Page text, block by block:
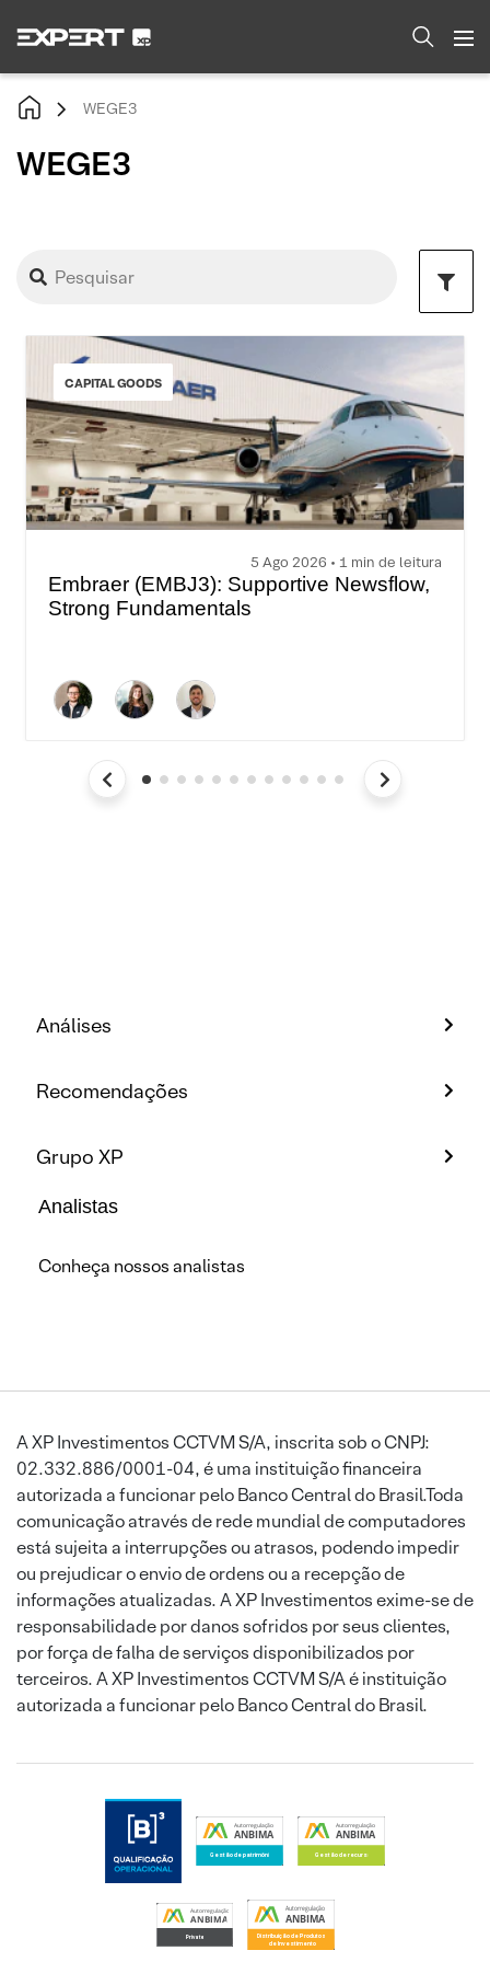
WEGE3
WEGE3
CAPITAL GOODS
5 Ago 2026 • 1 min de leitura
Embraer (EMBJ3): Supportive Newsflow,
Strong Fundamentals
Análises
Recomendações
Grupo XP
Analistas
Conheça nossos analistas
A XP Investimentos CCTVM S/A, inscrita sob o CNPJ:
02.332.886/0001-04, é uma instituição financeira
autorizada a funcionar pelo Banco Central do Brasil.Toda
comunicação através de rede mundial de computadores
está sujeita a interrupções ou atrasos, podendo impedir
ou prejudicar o envio de ordens ou a recepção de
informações atualizadas. A XP Investimentos exime-se de
responsabilidade por danos sofridos por seus clientes,
por força de falha de serviços disponibilizados por
terceiros. A XP Investimentos CCTVM S/A é instituição
autorizada a funcionar pelo Banco Central do Brasil.